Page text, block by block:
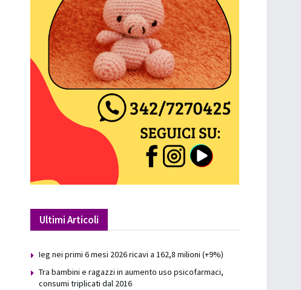
Ultimi Articoli
Ieg nei primi 6 mesi 2026 ricavi a 162,8 milioni (+9%)
Tra bambini e ragazzi in aumento uso psicofarmaci,
consumi triplicati dal 2016